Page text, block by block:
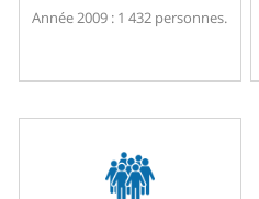
Année 2009 : 1 432 personnes.